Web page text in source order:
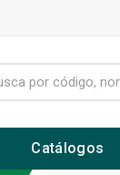
Catálogos